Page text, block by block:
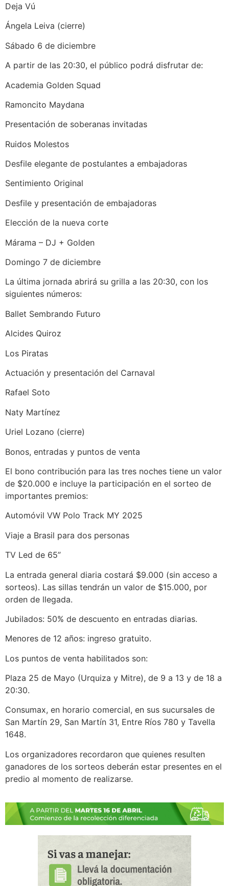
Deja Vú
Ángela Leiva (cierre)
Sábado 6 de diciembre
A partir de las 20:30, el público podrá disfrutar de:
Academia Golden Squad
Ramoncito Maydana
Presentación de soberanas invitadas
Ruidos Molestos
Desfile elegante de postulantes a embajadoras
Sentimiento Original
Desfile y presentación de embajadoras
Elección de la nueva corte
Márama – DJ + Golden
Domingo 7 de diciembre
La última jornada abrirá su grilla a las 20:30, con los
siguientes números:
Ballet Sembrando Futuro
Alcides Quiroz
Los Piratas
Actuación y presentación del Carnaval
Rafael Soto
Naty Martínez
Uriel Lozano (cierre)
Bonos, entradas y puntos de venta
El bono contribución para las tres noches tiene un valor
de $20.000 e incluye la participación en el sorteo de
importantes premios:
Automóvil VW Polo Track MY 2025
Viaje a Brasil para dos personas
TV Led de 65”
La entrada general diaria costará $9.000 (sin acceso a
sorteos). Las sillas tendrán un valor de $15.000, por
orden de llegada.
Jubilados: 50% de descuento en entradas diarias.
Menores de 12 años: ingreso gratuito.
Los puntos de venta habilitados son:
Plaza 25 de Mayo (Urquiza y Mitre), de 9 a 13 y de 18 a
20:30.
Consumax, en horario comercial, en sus sucursales de
San Martín 29, San Martín 31, Entre Ríos 780 y Tavella
1648.
Los organizadores recordaron que quienes resulten
ganadores de los sorteos deberán estar presentes en el
predio al momento de realizarse.